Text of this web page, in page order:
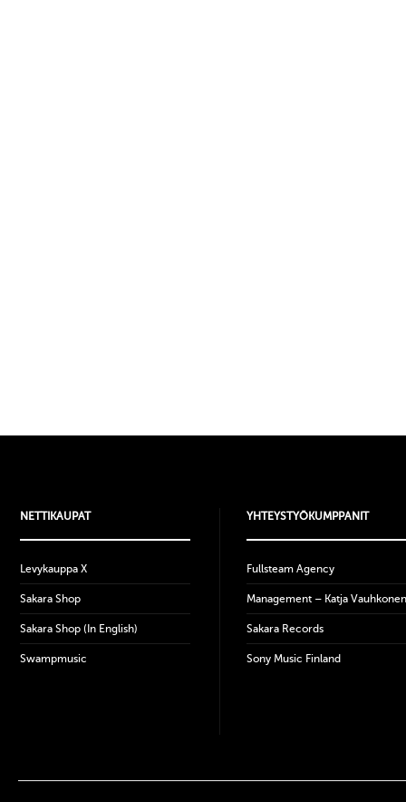
NETTIKAUPAT
Levykauppa X
Sakara Shop
Sakara Shop (In English)
Swampmusic
YHTEYSTYÖKUMPPANIT
Fullsteam Agency
Management – Katja Vauhkonen
Sakara Records
Sony Music Finland